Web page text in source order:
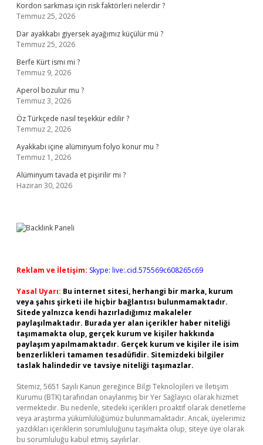
Kordon sarkması için risk faktörleri nelerdir ?
Temmuz 25, 2026
Dar ayakkabı giyersek ayağımız küçülür mü ?
Temmuz 25, 2026
Berfe Kürt ismi mi ?
Temmuz 9, 2026
Aperol bozulur mu ?
Temmuz 3, 2026
Öz Türkçede nasıl teşekkür edilir ?
Temmuz 2, 2026
Ayakkabi içine alüminyum folyo konur mu ?
Temmuz 1, 2026
Alüminyum tavada et pişirilir mi ?
Haziran 30, 2026
Reklam ve İletişim: Skype: live:.cid.575569c608265c69
Yasal Uyarı: Bu internet sitesi, herhangi bir marka, kurum
veya şahıs şirketi ile hiçbir bağlantısı bulunmamaktadır.
Sitede yalnızca kendi hazırladığımız makaleler
paylaşılmaktadır. Burada yer alan içerikler haber niteliği
taşımamakta olup, gerçek kurum ve kişiler hakkında
paylaşım yapılmamaktadır. Gerçek kurum ve kişiler ile isim
benzerlikleri tamamen tesadüfidir. Sitemizdeki bilgiler
taslak halindedir ve tavsiye niteliği taşımazlar.
Sitemiz, 5651 Sayılı Kanun gereğince Bilgi Teknolojileri ve İletişim
Kurumu (BTK) tarafından onaylanmış bir Yer Sağlayıcı olarak hizmet
vermektedir. Bu nedenle, sitedeki içerikleri proaktif olarak denetleme
veya araştırma yükümlülüğümüz bulunmamaktadır. Ancak, üyelerimiz
yazdıkları içeriklerin sorumluluğunu taşımakta olup, siteye üye olarak
bu sorumluluğu kabul etmiş sayılırlar.